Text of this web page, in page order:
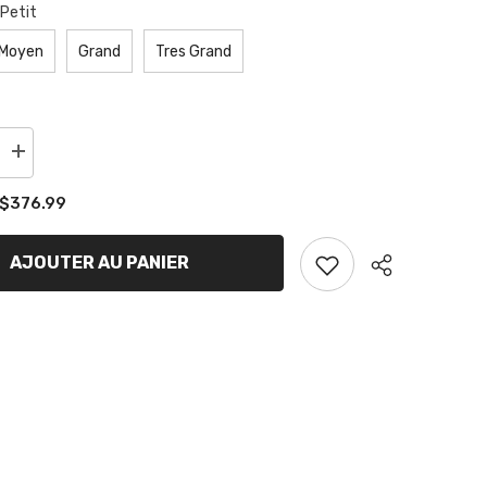
Grand Tres Grand
Augmenter
la
de
Vent
KR
AJOUTER AU PANIER